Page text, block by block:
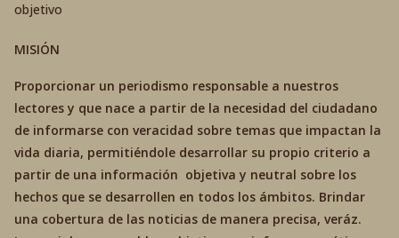
objetivo
MISIÓN
Proporcionar un periodismo responsable a nuestros
lectores y que nace a partir de la necesidad del ciudadano
de informarse con veracidad sobre temas que impactan la
vida diaria, permitiéndole desarrollar su propio criterio a
partir de una información objetiva y neutral sobre los
hechos que se desarrollen en todos los ámbitos. Brindar
una cobertura de las noticias de manera precisa, veráz.